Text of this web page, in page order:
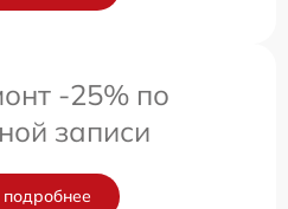
-25% по
записи
подробнее